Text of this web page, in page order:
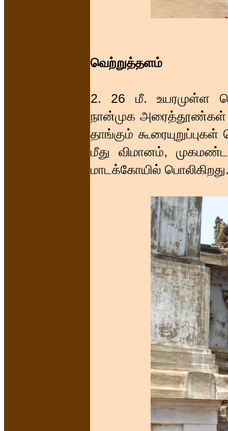
வெற்றுத்தளம்
2. 26 மீ. உயரமுள்ள
நான்முக அரைத்தூண்கள்
தாங்கும்
மீது விமானம்,
மாடக்கோயில்